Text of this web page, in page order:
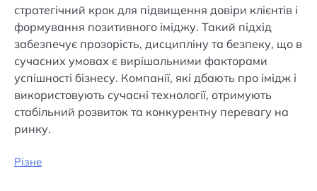
стратегічний крок для підвищення довіри клієнтів і
формування позитивного іміджу. Такий підхід
забезпечує прозорість, дисципліну та безпеку, що в
сучасних умовах є вирішальними факторами
успішності бізнесу. Компанії, які дбають про імідж і
використовують сучасні технології, отримують
стабільний розвиток та конкурентну перевагу на
ринку.
Різне